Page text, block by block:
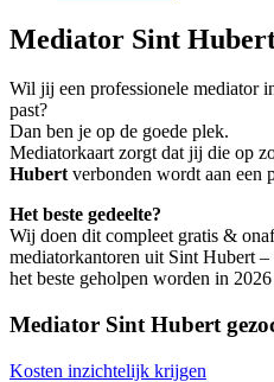
Mediator Sint
Wil jij een professionele mediator
past?
Dan ben je op de goede plek.
Mediatorkaart zorgt dat jij die op
Hubertverbonden wordt aan een
Het beste gedeelte?
Wij doen dit compleet gratis &
mediatorkantoren uit Sint Hubert –
het beste geholpen worden in
Mediator Sint Hubert
Kosten inzichtelijk krijgen